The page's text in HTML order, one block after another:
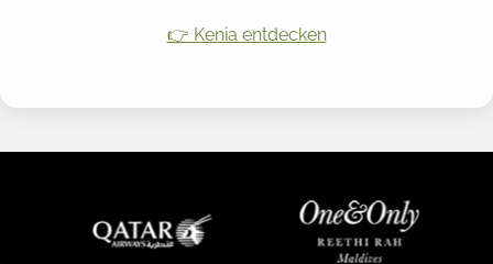
👉 Kenia entdecken